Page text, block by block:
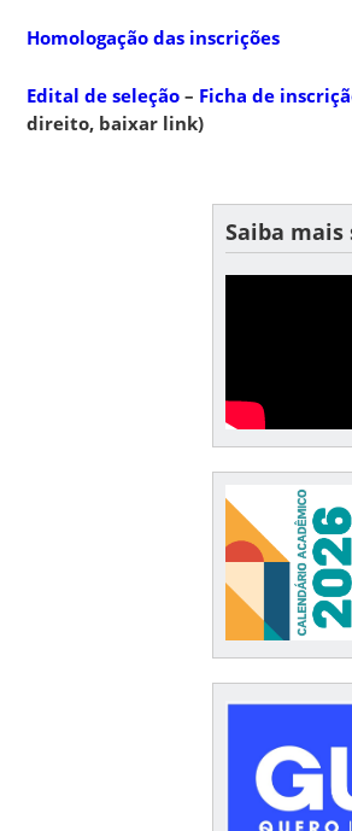
Homologação das inscrições
Edital de seleção – Ficha de
direito, baixar link)
Saiba mais